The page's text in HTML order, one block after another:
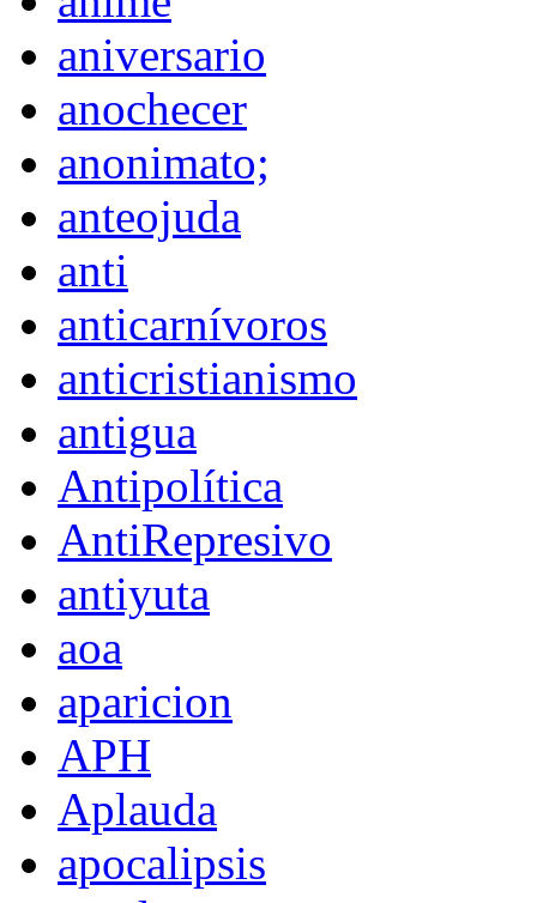
aniversario
anochecer
anonimato;
anteojuda
anti
anticarnívoros
anticristianismo
antigua
Antipolítica
AntiRepresivo
antiyuta
aoa
aparicion
APH
Aplauda
apocalipsis